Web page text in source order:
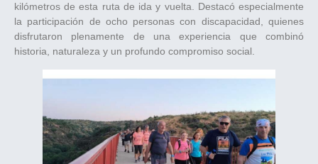
kilómetros de esta ruta de ida y vuelta. Destacó especialmente
la participación de ocho personas con discapacidad, quienes
disfrutaron plenamente de una experiencia que combinó
historia, naturaleza y un profundo compromiso social.